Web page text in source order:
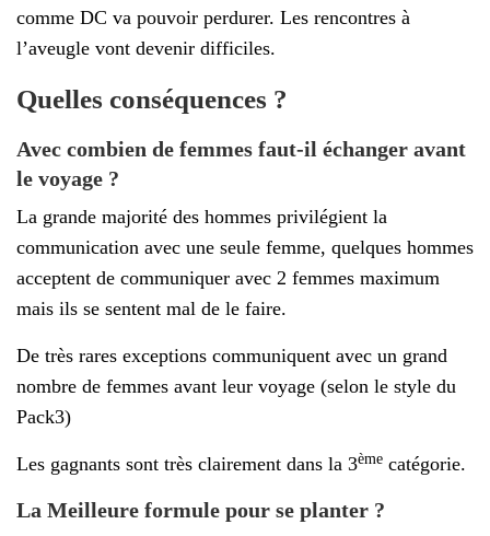
comme DC va pouvoir perdurer. Les rencontres à
l’aveugle vont devenir difficiles.
Quelles conséquences ?
Avec combien de femmes faut-il échanger avant
le voyage ?
La grande majorité des hommes privilégient la
communication avec une seule femme, quelques hommes
acceptent de communiquer avec 2 femmes maximum
mais ils se sentent mal de le faire.
De très rares exceptions communiquent avec un grand
nombre de femmes avant leur voyage (selon le style du
Pack3)
Les gagnants sont très clairement dans la 3ème catégorie.
La Meilleure formule pour se planter ?